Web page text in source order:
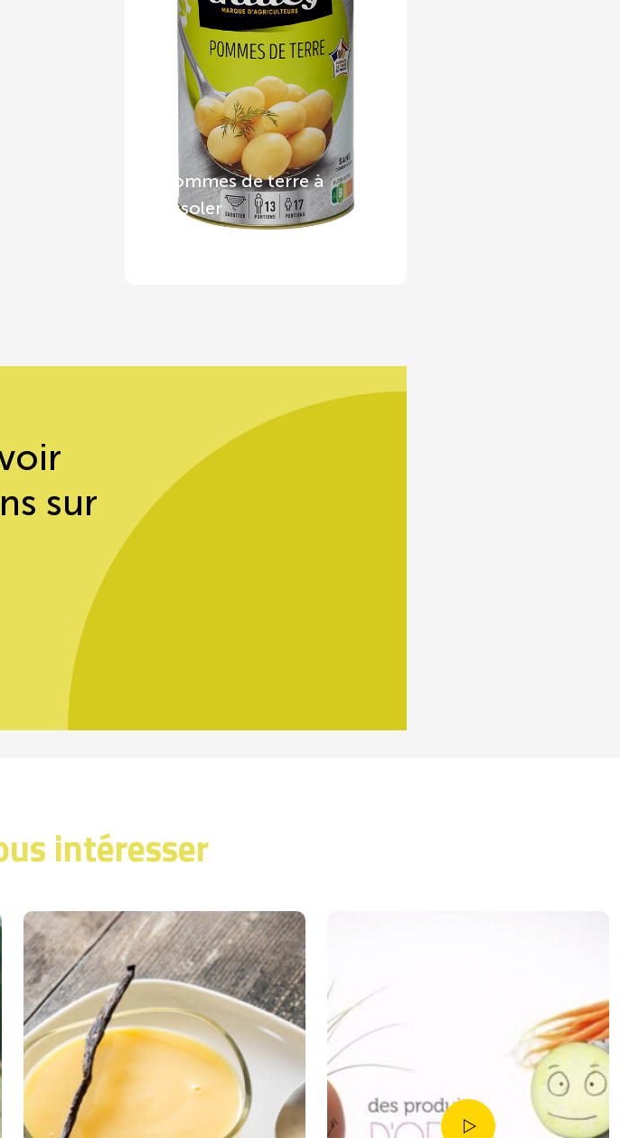
Pommes de terre à
rissoler
sur
intéresser